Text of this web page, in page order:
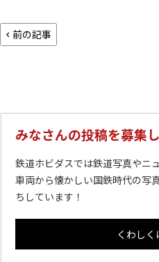
前の記事
みなさんの投稿を募集
鉄道ホビダスでは鉄道写真やニ
車両から懐かしい国鉄時代の写
ちしています！
くわしく